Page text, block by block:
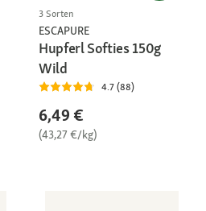
3 Sorten
ESCAPURE
Hupferl Softies 150g
Wild
4.7 (88)
6,49 €
(43,27 €/kg)